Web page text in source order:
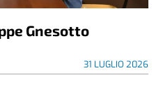
Gnesotto
31 LUGLIO 2026